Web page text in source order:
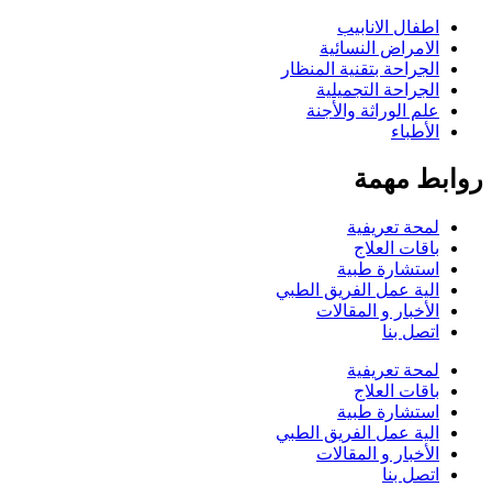
اطفال الانابيب
الامراض النسائية
الجراحة بتقنية المنظار
الجراحة التجميلية
علم الوراثة والأجنة
الأطباء
روابط مهمة
لمحة تعريفية
باقات العلاج
استشارة طبية
الية عمل الفريق الطبي
الأخبار و المقالات
اتصل بنا
لمحة تعريفية
باقات العلاج
استشارة طبية
الية عمل الفريق الطبي
الأخبار و المقالات
اتصل بنا